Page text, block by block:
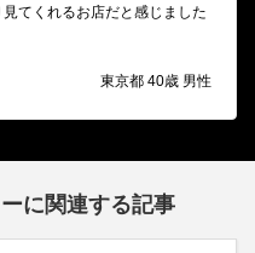
てくれるお店だと感じました
東京都 40歳 男性
に関連する記事